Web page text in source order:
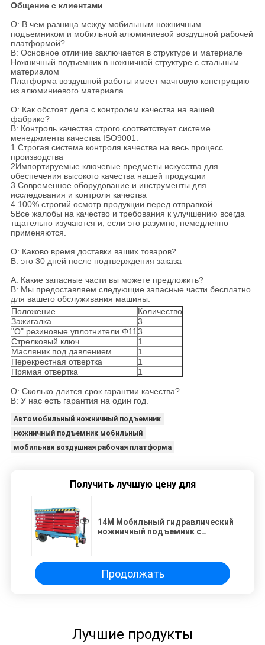
Общение с клиентами
О: В чем разница между мобильным ножничным
подъемником и мобильной алюминиевой воздушной рабочей
платформой?
В: Основное отличие заключается в структуре и материале
Ножничный подъемник в ножничной структуре с стальным
материалом
Платформа воздушной работы имеет мачтовую конструкцию
из алюминиевого материала
О: Как обстоят дела с контролем качества на вашей
фабрике?
B: Контроль качества строго соответствует системе
менеджмента качества ISO9001.
1.Строгая система контроля качества на весь процесс
производства
2Импортируемые ключевые предметы искусства для
обеспечения высокого качества нашей продукции
3.Современное оборудование и инструменты для
исследования и контроля качества
4.100% строгий осмотр продукции перед отправкой
5Все жалобы на качество и требования к улучшению всегда
тщательно изучаются и, если это разумно, немедленно
применяются.
О: Каково время доставки ваших товаров?
B: это 30 дней после подтверждения заказа
А: Какие запасные части вы можете предложить?
B: Мы предоставляем следующие запасные части бесплатно
для вашего обслуживания машины:
Положение
Количество
Зажигалка
3
"О" резиновые уплотнители Φ113
Стрелковый ключ
1
Масляник под давлением
1
Перекрестная отвертка
1
Прямая отвертка
1
О: Сколько длится срок гарантии качества?
B: У нас есть гарантия на один год.
Автомобильный ножничный подъемник
ножничный подъемник мобильный
мобильная воздушная рабочая платформа
Получить лучшую цену для
14M Мобильный гидравлический
ножничный подъемник с
Продолжать
Лучшие продукты